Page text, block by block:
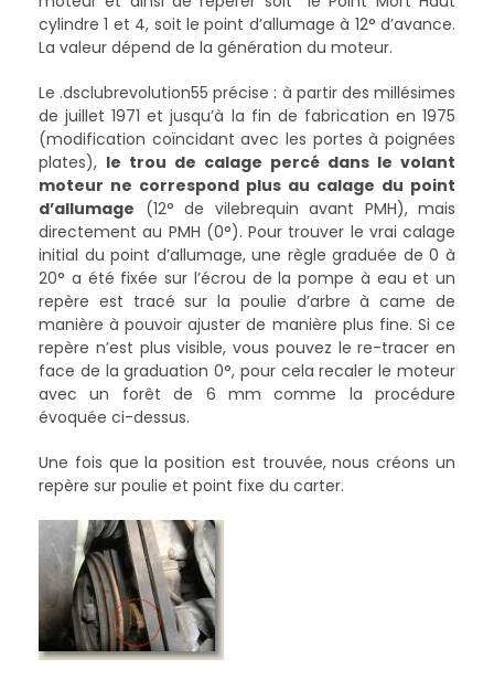
cylindre 1 et 4, soit le point d’allumage à 12° d’avance.
La valeur dépend de la génération du moteur.
Le .dsclubrevolution55 précise : à partir des millésimes
de juillet 1971 et jusqu’à la fin de fabrication en 1975
(modification coïncidant avec les portes à poignées
plates), le trou de calage percé dans le volant
moteur ne correspond plus au calage du point
d’allumage (12° de vilebrequin avant PMH), mais
directement au PMH (0°). Pour trouver le vrai calage
initial du point d’allumage, une règle graduée de 0 à
20° a été fixée sur l’écrou de la pompe à eau et un
repère est tracé sur la poulie d’arbre à came de
manière à pouvoir ajuster de manière plus fine. Si ce
repère n’est plus visible, vous pouvez le re-tracer en
face de la graduation 0°, pour cela recaler le moteur
avec un forêt de 6 mm comme la procédure
évoquée ci-dessus.
Une fois que la position est trouvée, nous créons un
repère sur poulie et point fixe du carter.